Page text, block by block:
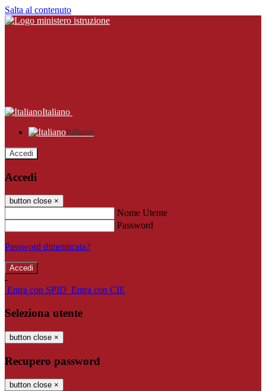
Salta al contenuto
Italiano
Italiano
Accedi
Accedi
button close ×
Nome Utente
Password
Password dimenticata?
-
Entra con SPID Entra con CIE
Seleziona utente
button close ×
Recupero password
button close ×